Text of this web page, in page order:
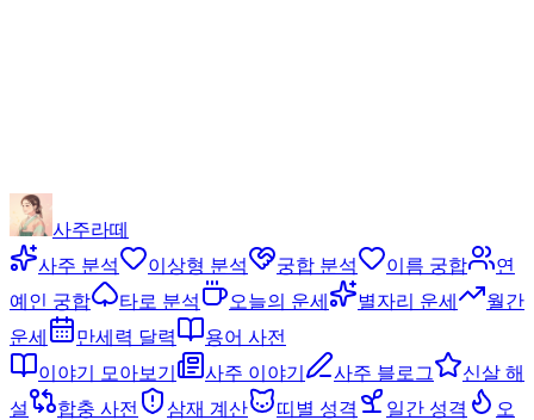
사주라떼
사주 분석
이상형 분석 궁합 분석 이름 궁합
연
예인 궁합
타로 분석 오늘의 운세 별자리 운세
월간
운세
만세력 달력
용어 사전
이야기 모아보기
사주 이야기 사주 블로그
신살 해
설
합충 사전 삼재 계산 띠별 성격 일간 성격
오